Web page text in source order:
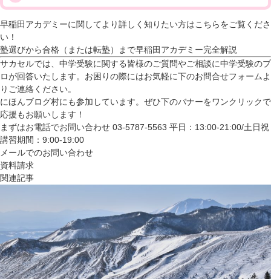
早稲田アカデミーに関してより詳しく知りたい方はこちらをご覧くださ
い！
塾選びから合格（または転塾）まで早稲田アカデミー完全解説
サカセルでは、中学受験に関する皆様のご質問やご相談に中学受験のプ
ロが回答いたします。お困りの際にはお気軽に下のお問合せフォームよ
りご連絡ください。
にほんブログ村にも参加しています。ぜひ下のバナーをワンクリックで
応援もお願いします！
まずはお電話でお問い合わせ 03-5787-5563 平日：13:00-21:00/土日祝
講習期間：9:00-19:00
メールでのお問い合わせ
資料請求
関連記事